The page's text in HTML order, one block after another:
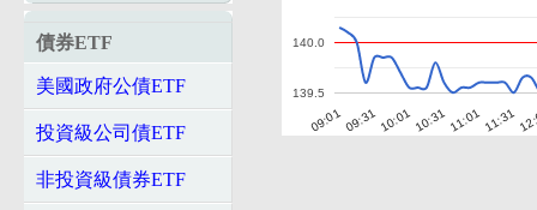
債券ETF
美國政府公債ETF
投資級公司債ETF
非投資級債券ETF
09:0109:3110:0110:3111:0111:31
139.5
140.0